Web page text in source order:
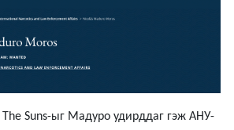
Suns-ыг Мадуро удирддаг гэж АНУ-